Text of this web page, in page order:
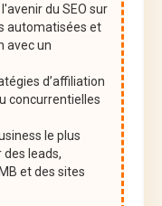
du SEO sur
automatisées et
avec un
d’affiliation
concurrentielles
le plus
des leads,
et des sites